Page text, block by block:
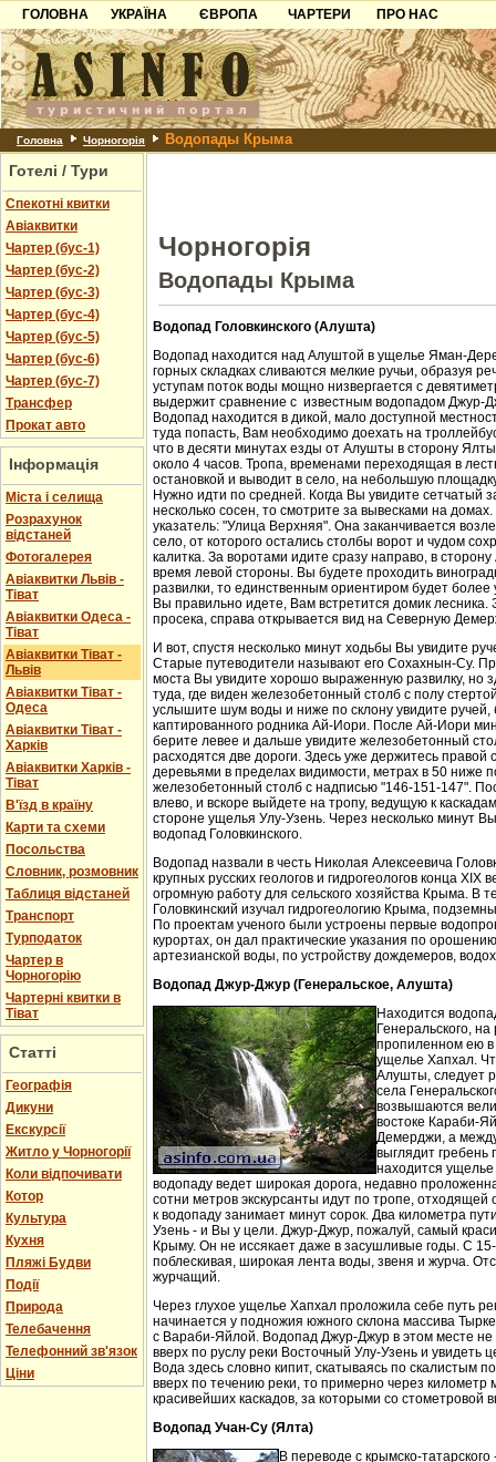
ГОЛОВНА
УКРАЇНА
Карпати
Азов
Причорноморря
Шацьк
ЄВРОПА
Чорногорія
Хорватія
Болгарія
Албанія
ЧАРТЕРИ
ПРО НАС
Контакти
Партнерам
Додати готель
Головна Чорногорія Водопады Крыма
Готелі / Тури
Спекотні квитки
Авіаквитки
Чартер (бус-1)
Чартер (бус-2)
Чартер (бус-3)
Чартер (бус-4)
Чартер (бус-5)
Чартер (бус-6)
Чартер (бус-7)
Трансфер
Прокат авто
Інформація
Міста і селища
Розрахунок
відстаней
Фотогалерея
Авіаквитки Львів -
Тіват
Авіаквитки Одеса -
Тіват
Авіаквитки Тіват -
Львів
Авіаквитки Тіват -
Одеса
Авіаквитки Тіват -
Харків
Авіаквитки Харків -
Тіват
В'їзд в країну
Карти та схеми
Посольства
Словник, розмовник
Таблиця відстаней
Транспорт
Турподаток
Чартер в
Чорногорію
Чартерні квитки в
Тіват
Статті
Географія
Дикуни
Екскурсії
Житло у Чорногорії
Коли відпочивати
Котор
Культура
Кухня
Пляжі Будви
Події
Природа
Телебачення
Телефонний зв'язок
Ціни
Чорногорія
Водопады Крыма
Водопад Головкинского (Алушта)
Водопад находится над Алуштой в ущелье Яман-
горных складках сливаются мелкие ручьи, образуя
уступам поток воды мощно низвергается с
выдержит сравнение с известным водопадом Джур-
Водопад находится в дикой, мало доступной
туда попасть, Вам необходимо доехать на
что в десяти минутах езды от Алушты в сторону
около 4 часов. Тропа, временами переходящая в
остановкой и выводит в село, на небольшую
Нужно идти по средней. Когда Вы увидите сетчатый
несколько сосен, то смотрите за вывесками на
указатель: "Улица Верхняя". Она заканчивается
село, от которого остались столбы ворот и чудом
калитка. За воротами идите сразу направо, в
время левой стороны. Вы будете проходить
развилки, то единственным ориентиром будет более
Вы правильно идете, Вам встретится домик лесника.
просека, справа открывается вид на Северную
И вот, спустя несколько минут ходьбы Вы увидите
Старые путеводители называют его Сохахнын-Су.
моста Вы увидите хорошо выраженную развилку, но
туда, где виден железобетонный столб с полу
услышите шум воды и ниже по склону увидите
каптированного родника Ай-Иори. После Ай-Иори
берите левее и дальше увидите железобетонный
расходятся две дороги. Здесь уже держитесь правой
деревьями в пределах видимости, метрах в 50 ниже
железобетонный столб с надписью "146-151-147".
влево, и вскоре выйдете на тропу, ведущую к
стороне ущелья Улу-Узень. Через несколько минут
водопад Головкинского.
Водопад назвали в честь Николая Алексеевича
крупных русских геологов и гидрогеологов конца XIX
огромную работу для сельского хозяйства Крыма. В
Головкинский изучал гидрогеологию Крыма,
По проектам ученого были устроены первые
курортах, он дал практические указания по
артезианской воды, по устройству дождемеров,
Водопад Джур-Джур (Генеральское, Алушта)
Находится
Генеральского,
пропиленном ею в
ущелье Хапхал.
Алушты, следует
села
возвышаются
востоке Караби-
Демерджи, а
выглядит гребень
находится
водопаду ведет широкая дорога, недавно
сотни метров экскурсанты идут по тропе, отходящей
к водопаду занимает минут сорок. Два километра
Узень - и Вы у цели. Джур-Джур, пожалуй, самый
Крыму. Он не иссякает даже в засушливые годы. С
поблескивая, широкая лента воды, звеня и журча.
журчащий.
Через глухое ущелье Хапхал проложила себе путь
начинается у подножия южного склона массива
с Вараби-Яйлой. Водопад Джур-Джур в этом месте
вверх по руслу реки Восточный Улу-Узень и увидеть
Вода здесь словно кипит, скатываясь по скалистым
вверх по течению реки, то примерно через километр
красивейших каскадов, за которыми со стометровой
Водопад Учан-Су (Ялта)
В переводе с крымско-